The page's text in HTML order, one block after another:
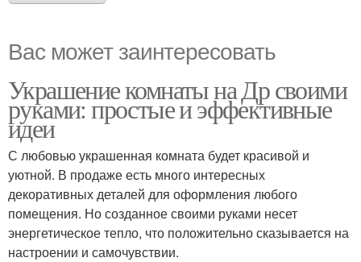
Вас может заинтересовать
Украшение комнаты на Др своими
руками: простые и эффективные
идеи
С любовью украшенная комната будет красивой и
уютной. В продаже есть много интересных
декоративных деталей для оформления любого
помещения. Но созданное своими руками несет
энергетическое тепло, что положительно сказывается на
настроении и самочувствии.